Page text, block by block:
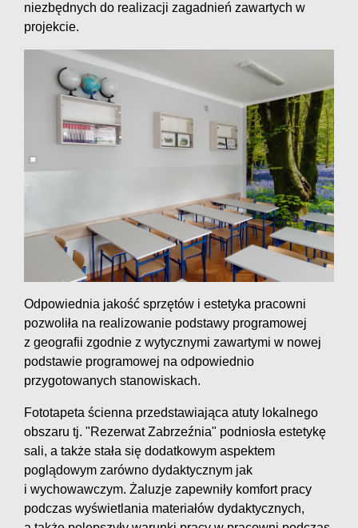
niezbędnych do realizacji zagadnień zawartych w
projekcie.
Odpowiednia jakość sprzętów i estetyka pracowni
pozwoliła na realizowanie podstawy programowej
z geografii zgodnie z wytycznymi zawartymi w nowej
podstawie programowej na odpowiednio
przygotowanych stanowiskach.
Fototapeta ścienna przedstawiająca atuty lokalnego
obszaru tj. "Rezerwat Zabrzeźnia" podniosła estetykę
sali, a także stała się dodatkowym aspektem
poglądowym zarówno dydaktycznym jak
i wychowawczym. Żaluzje zapewniły komfort pracy
podczas wyświetlania materiałów dydaktycznych,